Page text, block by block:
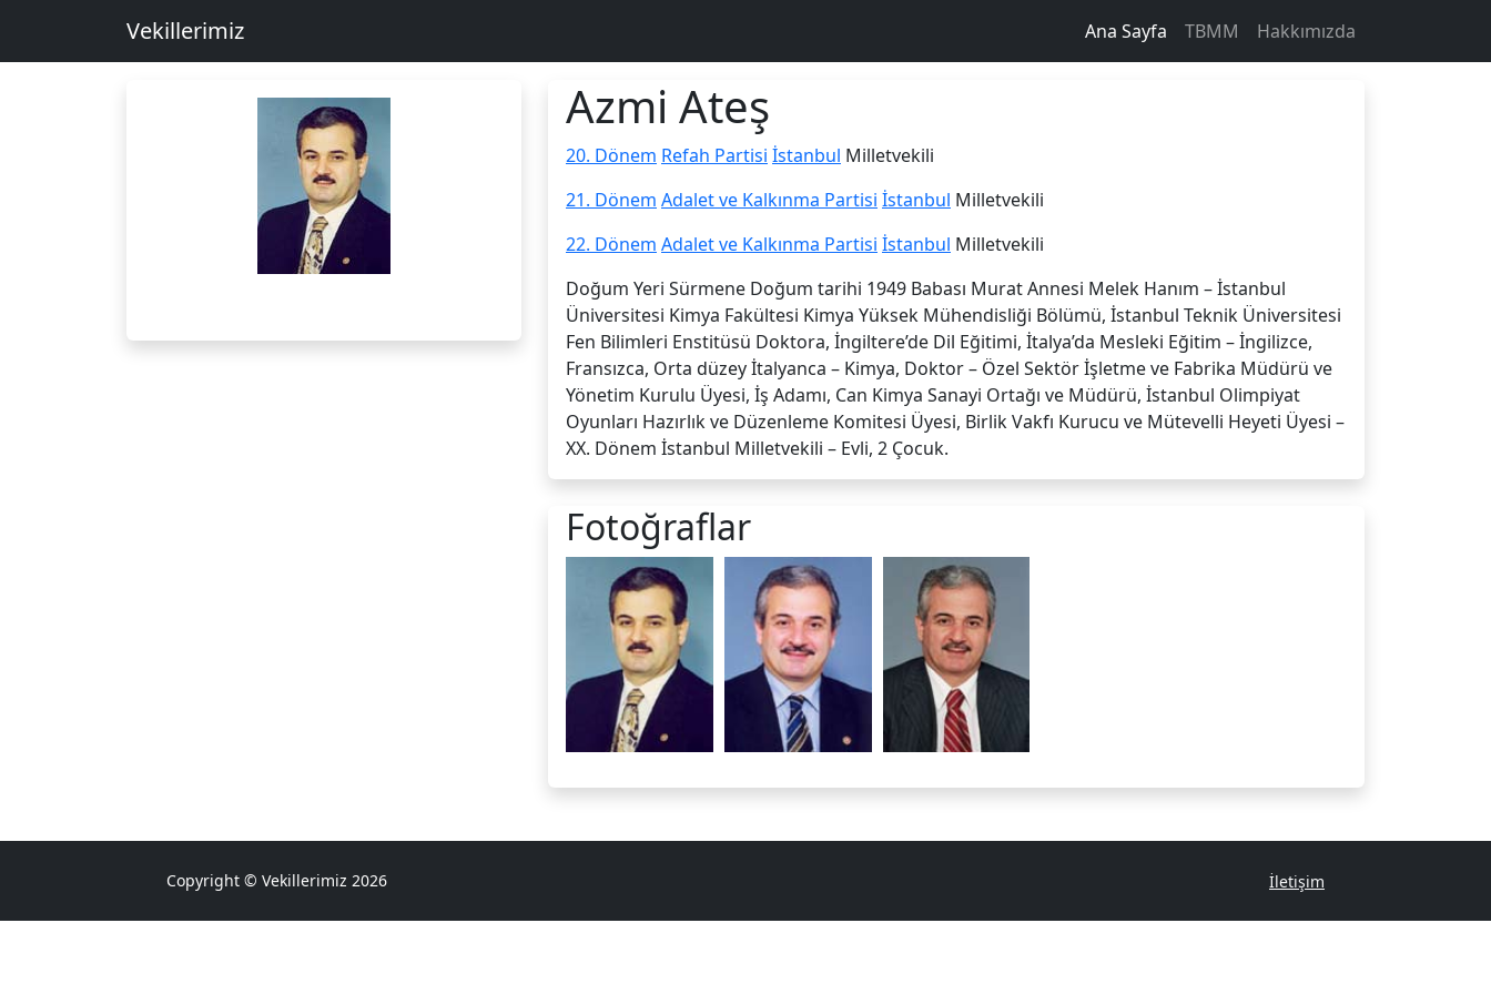
Vekillerimiz Ana Sayfa TBMM Hakkımızda
Azmi Ateş
20. Dönem Refah Partisi İstanbul Milletvekili
21. Dönem Adalet ve Kalkınma Partisi İstanbul Milletvekili
22. Dönem Adalet ve Kalkınma Partisi İstanbul Milletvekili
Doğum Yeri Sürmene Doğum tarihi 1949 Babası Murat Annesi Melek Hanım – İstanbul
Üniversitesi Kimya Fakültesi Kimya Yüksek Mühendisliği Bölümü, İstanbul Teknik Üniversitesi
Fen Bilimleri Enstitüsü Doktora, İngiltere’de Dil Eğitimi, İtalya’da Mesleki Eğitim – İngilizce,
Fransızca, Orta düzey İtalyanca – Kimya, Doktor – Özel Sektör İşletme ve Fabrika Müdürü ve
Yönetim Kurulu Üyesi, İş Adamı, Can Kimya Sanayi Ortağı ve Müdürü, İstanbul Olimpiyat
Oyunları Hazırlık ve Düzenleme Komitesi Üyesi, Birlik Vakfı Kurucu ve Mütevelli Heyeti Üyesi –
XX. Dönem İstanbul Milletvekili – Evli, 2 Çocuk.
Fotoğraflar
Copyright © Vekillerimiz 2026 İletişim